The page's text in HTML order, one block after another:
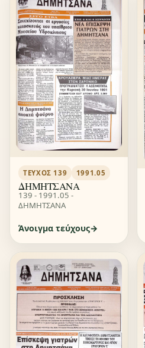
ΤΕΎΧΟΣ 139 1991.05
ΔΗΜΗΤΣΑΝΑ
139 - 1991.05 -
ΔΗΜΗΤΣΑΝΑ
Άνοιγμα τεύχους